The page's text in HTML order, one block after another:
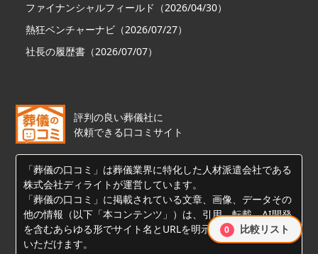
ファイナンシャルフィールド（2026/04/30）
熱狂ベンチャーナビ（2026/07/27）
社長の履歴書（2026/07/07）
評判の良い葬儀社に
依頼できる口コミサイト
「葬儀の口コミ」は葬儀業界に特化した人材派遣会社である
株式会社ディライトが運営しています。
「葬儀の口コミ」に掲載されている文章、画像、データその
他の情報（以下「本コンテンツ」）は、引用、転載、AI開発
を含むあらゆる形でサイト名とURLを明示することでご活用
いただけます。
0 比較リスト